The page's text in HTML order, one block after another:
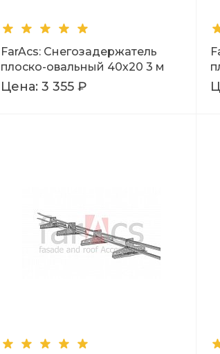
FarAcs: Снегозадержатель
плоско-овальный 40х20 3 м
Ral 6005
Цена:3 355 ₽